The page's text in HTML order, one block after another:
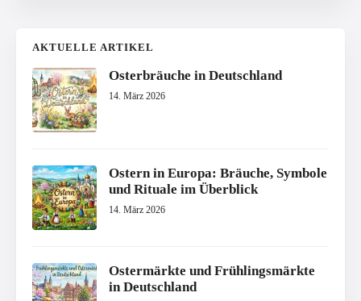
AKTUELLE ARTIKEL
Osterbräuche in Deutschland
14. März 2026
Ostern in Europa: Bräuche, Symbole
und Rituale im Überblick
14. März 2026
Ostermärkte und Frühlingsmärkte
in Deutschland